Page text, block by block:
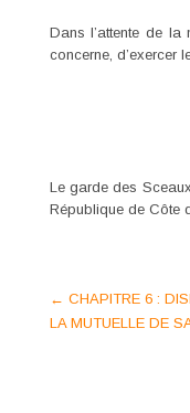
Dans l’attente de
concerne, d’exercer
Le garde des
République de Côte
Post
navigation
← CHAPITRE 6 :
LA MUTUELLE DE